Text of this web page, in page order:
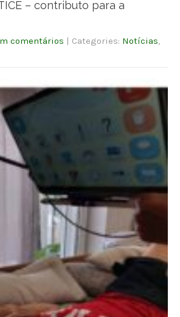
– contributo para a
comentários | Categories: Notícias